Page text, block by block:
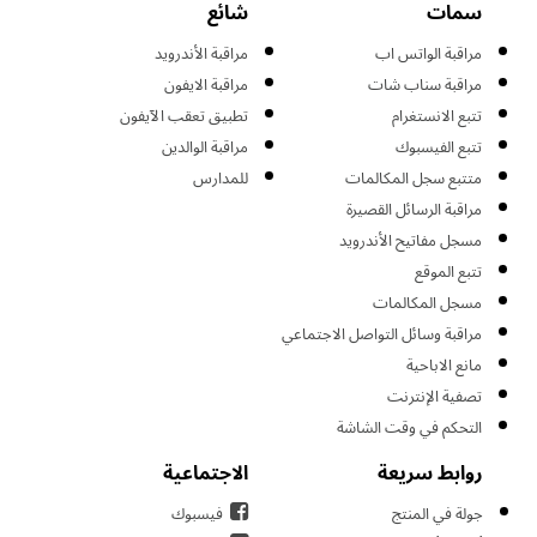
سمات
مراقبة الواتس اب
مراقبة سناب شات
تتبع الانستغرام
تتبع الفيسبوك
متتبع سجل المكالمات
مراقبة الرسائل القصيرة
مسجل مفاتيح الأندرويد
تتبع الموقع
مسجل المكالمات
مراقبة وسائل التواصل الاجتماعي
مانع الاباحية
تصفية الإنترنت
التحكم في وقت الشاشة
شائع
مراقبة الأندرويد
مراقبة الايفون
تطبيق تعقب الآيفون
مراقبة الوالدين
للمدارس
روابط سريعة
جولة في المنتج
الاجتماعية
فيسبوك